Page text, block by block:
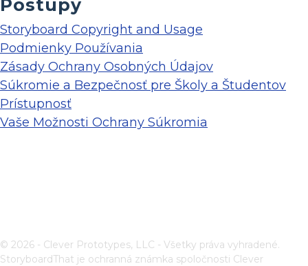
Postupy
Storyboard Copyright and Usage
Podmienky Používania
Zásady Ochrany Osobných Údajov
Súkromie a Bezpečnosť pre Školy a Študentov
Prístupnosť
Vaše Možnosti Ochrany Súkromia
© 2026 - Clever Prototypes, LLC - Všetky práva vyhradené.
StoryboardThat je ochranná známka spoločnosti Clever